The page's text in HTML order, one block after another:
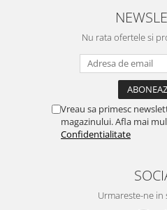
Nu rata ofertele si
Vreau sa primesc
magazinului. Afla mai
Confidentialitate
Urmareste-ne in